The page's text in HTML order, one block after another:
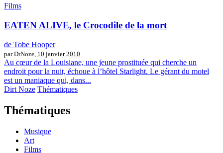
Films
EATEN ALIVE, le Crocodile de la mort
de Tobe Hooper
par DrNoze, 10 janvier 2010
Au cœur de la Louisiane, une jeune prostituée qui cherche un
endroit pour la nuit, échoue à l’hôtel Starlight. Le gérant du motel
est un maniaque qui, dans...
Dirt Noze Thématiques
Thématiques
Musique
Art
Films